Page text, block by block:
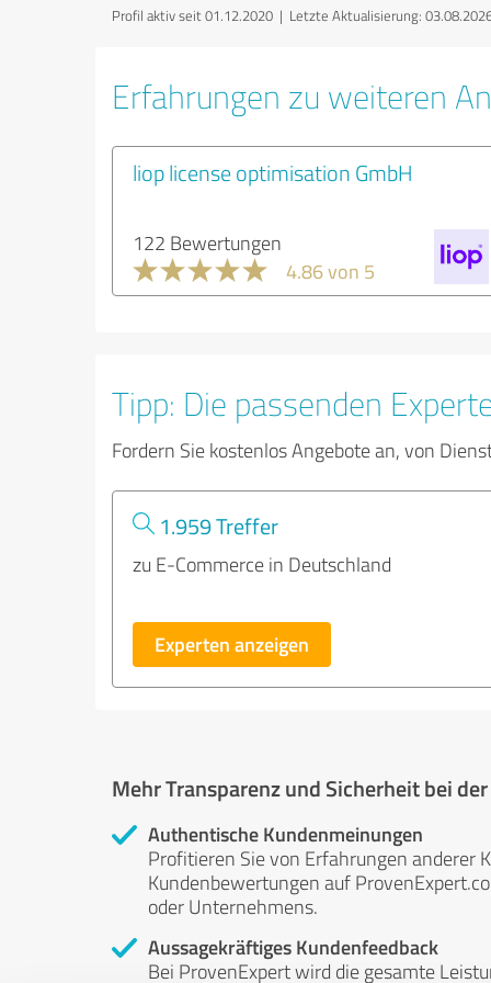
Profil aktiv seit 01.12.2020 | Letzte Aktualisierung:
Erfahrungen zu weiteren
liop license optimisation GmbH
122 Bewertungen
4.86 von 5
Tipp: Die passenden
Fordern Sie kostenlos Angebote an, von
1.959 Treffer
zu E-Commerce in Deutschland
Experten anzeigen
Mehr Transparenz und Sicherheit bei
Authentische Kundenmeinungen
Profitieren Sie von Erfahrungen anderer
Kundenbewertungen auf
oder Unternehmens.
Aussagekräftiges Kundenfeedback
Bei ProvenExpert wird die gesamte